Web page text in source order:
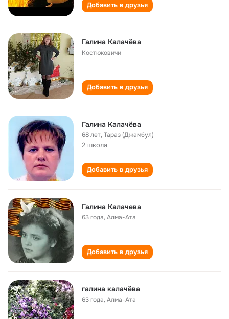
Добавить в друзья
Галина Калачёва
Костюковичи
Добавить в друзья
Галина Калачёва
68 лет,Тараз (Джамбул)
2 школа
Добавить в друзья
Галина Калачева
63 года,Алма-Ата
Добавить в друзья
галина калачёва
63 года,Алма-Ата